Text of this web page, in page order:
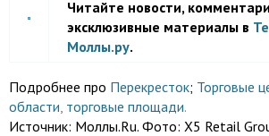
Читайте новости,
эксклюзивные материалы в
Моллы.ру.
Подробнее про Перекресток; Торговые
области торговые площади.
Источник: Моллы.Ru. Фото: X5 Retail